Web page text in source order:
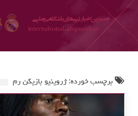
برچسب خورده: ژروینیو بازیکن رم